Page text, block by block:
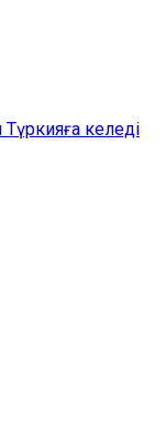
келеді